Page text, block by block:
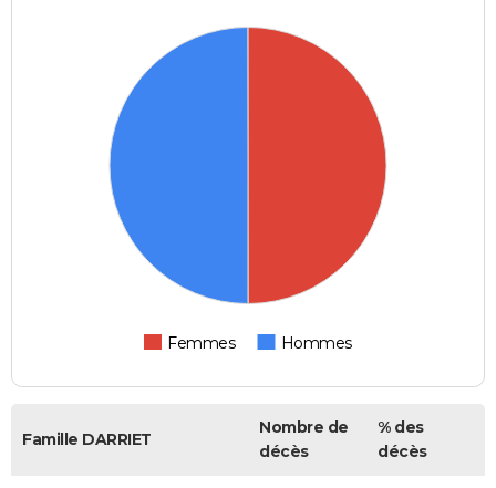
Femmes Hommes
Famille DARRIET
Nombre de
décès
% des
décès